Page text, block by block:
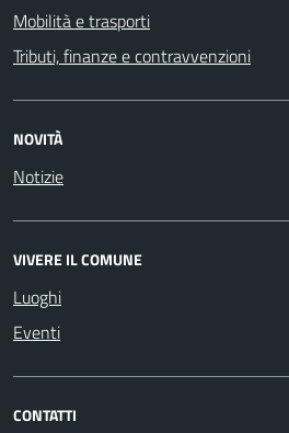
Mobilità e trasporti
Tributi, finanze e contravvenzioni
NOVITÀ
Notizie
VIVERE IL COMUNE
Luoghi
Eventi
CONTATTI